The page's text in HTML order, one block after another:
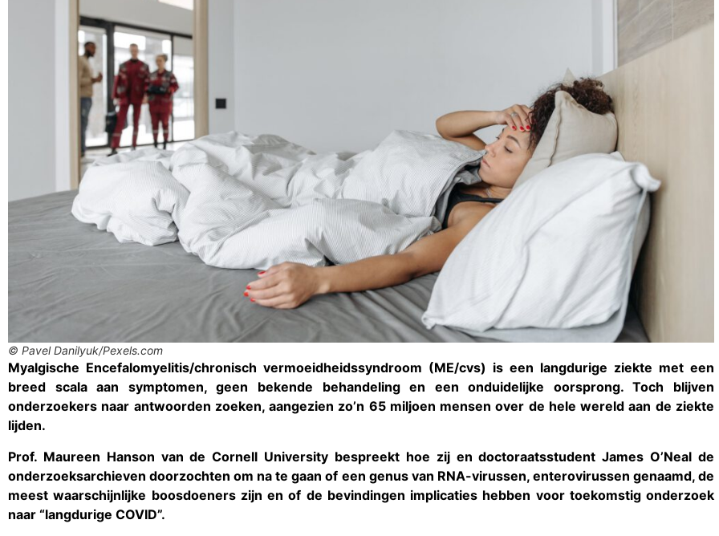
© Pavel Danilyuk/Pexels.com
Myalgische Encefalomyelitis/chronisch vermoeidheidssyndroom (ME/cvs) is een langdurige ziekte met een
breed scala aan symptomen, geen bekende behandeling en een onduidelijke oorsprong. Toch blijven
onderzoekers naar antwoorden zoeken, aangezien zo’n 65 miljoen mensen over de hele wereld aan de ziekte
lijden.
Prof. Maureen Hanson van de Cornell University bespreekt hoe zij en doctoraatsstudent James O’Neal de
onderzoeksarchieven doorzochten om na te gaan of een genus van RNA-virussen, enterovirussen genaamd, de
meest waarschijnlijke boosdoeners zijn en of de bevindingen implicaties hebben voor toekomstig onderzoek
naar “langdurige COVID”.